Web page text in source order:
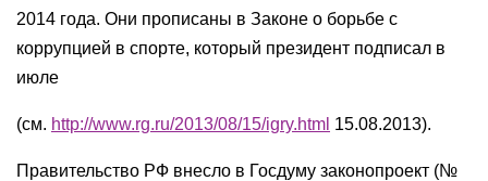
2014 года. Они прописаны в Законе о борьбе с
коррупцией в спорте, который президент подписал в
июле
(см. http://www.rg.ru/2013/08/15/igry.html 15.08.2013).
Правительство РФ внесло в Госдуму законопроект (№